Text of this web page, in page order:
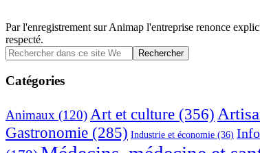
Par l'enregistrement sur Animap l'entreprise renonce
respecté.
Barre
latérale
principale
Rechercher
dans
ce
site
Catégories
Animaux (120) Art et culture (356)
Gastronomie (285) Industrie et économie (36)